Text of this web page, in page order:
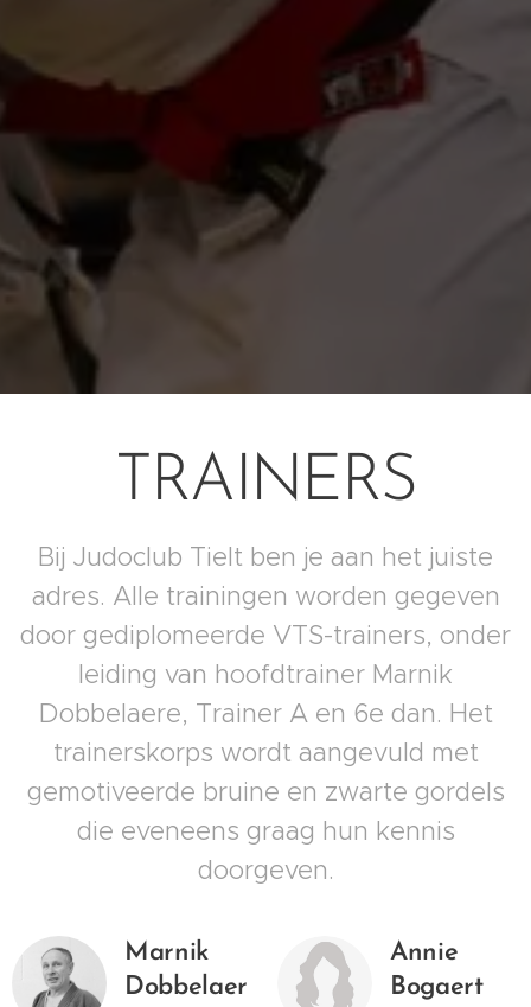
TRAINERS
Bij Judoclub Tielt ben je aan het juiste
adres. Alle trainingen worden gegeven
door gediplomeerde VTS-trainers, onder
leiding van hoofdtrainer Marnik
Dobbelaere, Trainer A en 6e dan. Het
trainerskorps wordt aangevuld met
gemotiveerde bruine en zwarte gordels
die eveneens graag hun kennis
doorgeven.
Marnik
Dobbelaer
Annie
Bogaert